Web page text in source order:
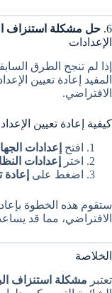
6. حل مشكلة استنزاف
الإعدادات
إذا لم تنجح الطرق
المفيد إعادة تعيين
الافتراضي.
كيفية إعادة تعيين
افتح إعدادات
اختر
إعدادات
اضغط على إعادة
ستقوم هذه الخطوة
الافتراضي، مما قد
الخلاصة
تعتبر مشكلة استنزاف